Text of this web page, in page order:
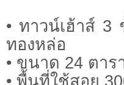
• ทาวน์เฮ้าส์
ทองหล่อ
• ขนาด 24 ตาร
• พื้นที่ใช้สอย